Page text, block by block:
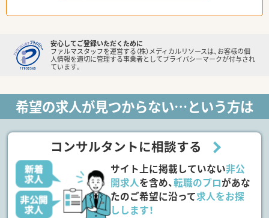
安心してご登録いただくために
ファルマスタッフを運営する（株）メディカルリソースは、お客様の個
人情報を適切に管理する事業者としてプライバシーマークが付与され
ています。
希望の求人が見つからない…という方は
コンサルタントに相談する
サイト上に掲載していない非公
開求人を含め、転職のプロがあな
たのご希望に沿って求人をお探
しします！